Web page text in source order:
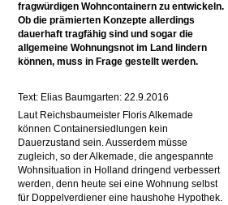
fragwürdigen Wohncontainern zu entwickeln.
Ob die prämierten Konzepte allerdings
dauerhaft tragfähig sind und sogar die
allgemeine Wohnungsnot im Land lindern
können, muss in Frage gestellt werden.
Text: Elias Baumgarten: 22.9.2016
Laut Reichsbaumeister Floris Alkemade
können Containersiedlungen kein
Dauerzustand sein. Ausserdem müsse
zugleich, so der Alkemade, die angespannte
Wohnsituation in Holland dringend verbessert
werden, denn heute sei eine Wohnung selbst
für Doppelverdiener eine haushohe Hypothek.